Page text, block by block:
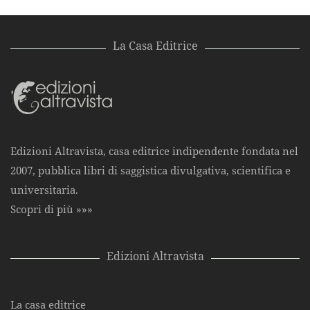
La Casa Editrice
Edizioni Altravista, casa editrice indipendente fondata nel
2007, pubblica libri di saggistica divulgativa, scientifica e
universitaria.
Scopri di più »»»
Edizioni Altravista
La casa editrice